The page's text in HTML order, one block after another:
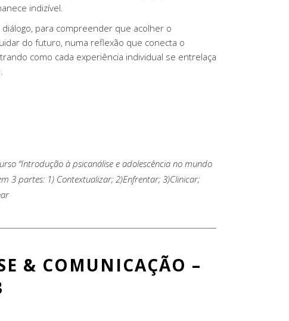
indizível.
para compreender que acolher o
do futuro, numa reflexão que conecta o
como cada experiência individual se entrelaça
“Introdução à psicanálise e adolescência no mundo
3 partes: 1) Contextualizar; 2)Enfrentar; 3)Clinicar;
& COMUNICAÇÃO –